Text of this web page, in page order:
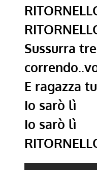
Sussurra
E ragazza
Io sarò lì
Io sarò lì